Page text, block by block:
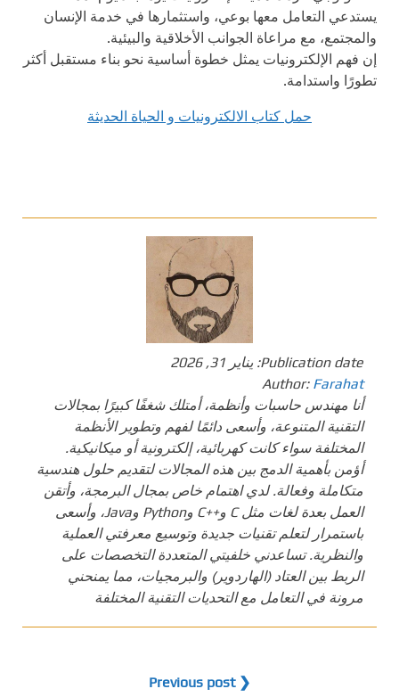
يستدعي التعامل معها بوعي، واستثمارها في خدمة الإنسان
والمجتمع، مع مراعاة الجوانب الأخلاقية والبيئية.
إن فهم الإلكترونيات يمثل خطوة أساسية نحو بناء مستقبل أكثر
تطورًا واستدامة.
حمل كتاب الالكترونيات و الحياة الحديثة
Publication date: يناير 31, 2026
Author: Farahat
أنا مهندس حاسبات وأنظمة، أمتلك شغفًا كبيرًا بمجالات
التقنية المتنوعة، وأسعى دائمًا لفهم وتطوير الأنظمة
المختلفة سواء كانت كهربائية، إلكترونية أو ميكانيكية.
أؤمن بأهمية الدمج بين هذه المجالات لتقديم حلول هندسية
متكاملة وفعالة. لدي اهتمام خاص بمجال البرمجة، وأتقن
العمل بعدة لغات مثل C و++C وPython وJava، وأسعى
باستمرار لتعلم تقنيات جديدة وتوسيع معرفتي العملية
والنظرية. تساعدني خلفيتي المتعددة التخصصات على
الربط بين العتاد (الهاردوير) والبرمجيات، مما يمنحني
مرونة في التعامل مع التحديات التقنية المختلفة
❮ Previous post